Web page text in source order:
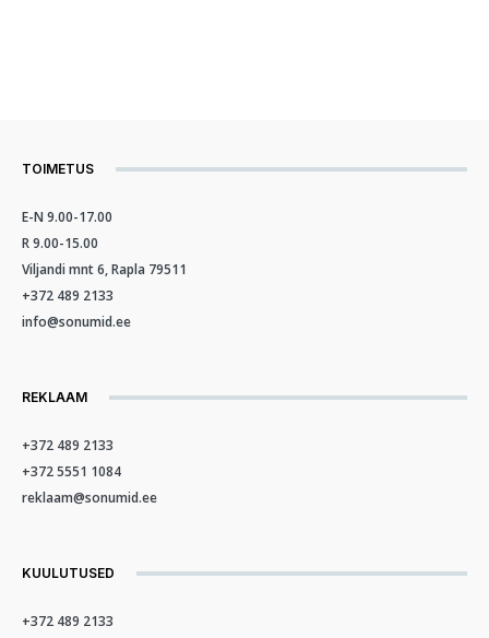
TOIMETUS
E-N 9.00-17.00
R 9.00-15.00
Viljandi mnt 6, Rapla 79511
+372 489 2133
info@sonumid.ee
REKLAAM
+372 489 2133
+372 5551 1084
reklaam@sonumid.ee
KUULUTUSED
+372 489 2133